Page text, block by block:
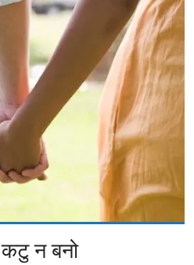
न बनो